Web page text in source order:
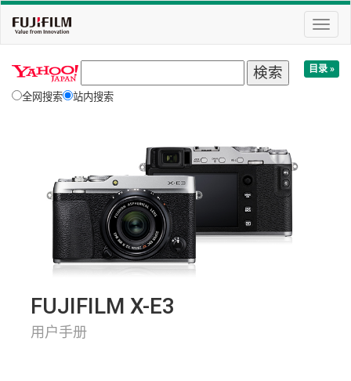
切
换
航
目录 »
全网搜索 站内搜索
FUJIFILM X-E3
用户手册